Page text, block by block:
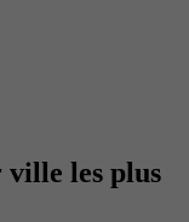
les plus